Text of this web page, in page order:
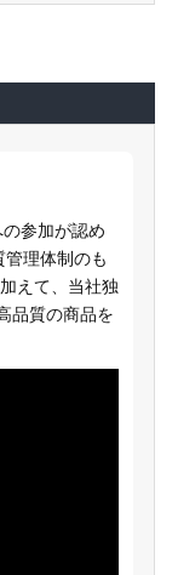
参加が認め
理体制のも
えて、当社独
品質の商品を